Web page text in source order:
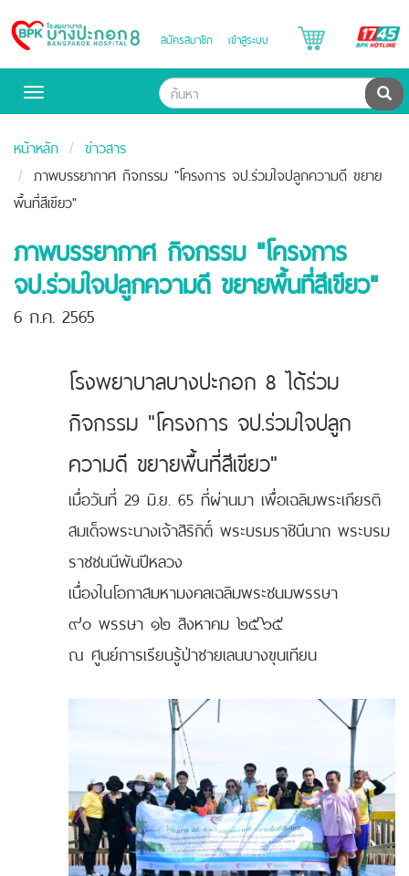
Bangpakok
Hospital
สมัครสมาชิก เข้าสู่ระบบ
Toggle
ค้น
หน้าหลัก
ข่าวสาร
ภาพบรรยากาศ กิจกรรม "โครงการ จป.ร่วมใจปลูกความดี ขยาย
พื้นที่สีเขียว"
ภาพบรรยากาศ กิจกรรม "โครงการ
จป.ร่วมใจปลูกความดี ขยายพื้นที่สีเขียว"
6 ก.ค. 2565
โรงพยาบาลบางปะกอก 8 ได้ร่วม
กิจกรรม "โครงการ จป.ร่วมใจปลูก
ความดี ขยายพื้นที่สีเขียว"
เมื่อวันที่ 29 มิ.ย. 65 ที่ผ่านมา เพื่อเฉลิมพระเกียรติ
สมเด็จพระนางเจ้าสิริกิติ์ พระบรมราชินีนาถ พระบรม
ราชชนนีพันปีหลวง
เนื่องในโอกาสมหามงคลเฉลิมพระชนมพรรษา
๙๐ พรรษา ๑๒ สิงหาคม ๒๕๖๕
ณ ศูนย์การเรียนรู้ป่าชายเลนบางขุนเทียน